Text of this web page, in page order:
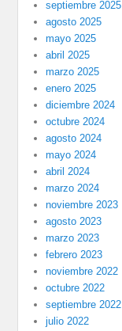
septiembre 2025
agosto 2025
mayo 2025
abril 2025
marzo 2025
enero 2025
diciembre 2024
octubre 2024
agosto 2024
mayo 2024
abril 2024
marzo 2024
noviembre 2023
agosto 2023
marzo 2023
febrero 2023
noviembre 2022
octubre 2022
septiembre 2022
julio 2022